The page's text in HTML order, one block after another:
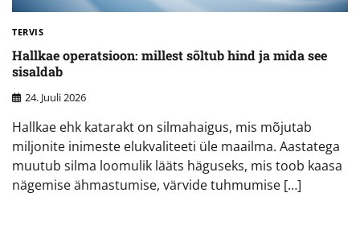
TERVIS
Hallkae operatsioon: millest sõltub hind ja mida see
sisaldab
24. Juuli 2026
Hallkae ehk katarakt on silmahaigus, mis mõjutab
miljonite inimeste elukvaliteeti üle maailma. Aastatega
muutub silma loomulik lääts häguseks, mis toob kaasa
nägemise ähmastumise, värvide tuhmumise […]